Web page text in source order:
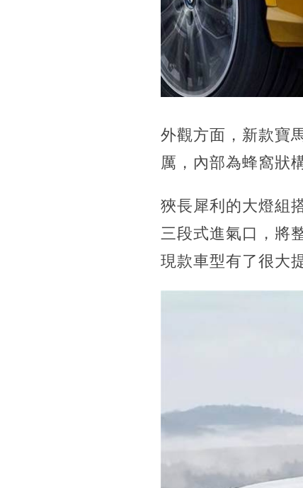
外觀方面，新款寶
厲，內部為蜂窩狀
狹長犀利的大燈組
三段式進氣口，將
現款車型有了很大